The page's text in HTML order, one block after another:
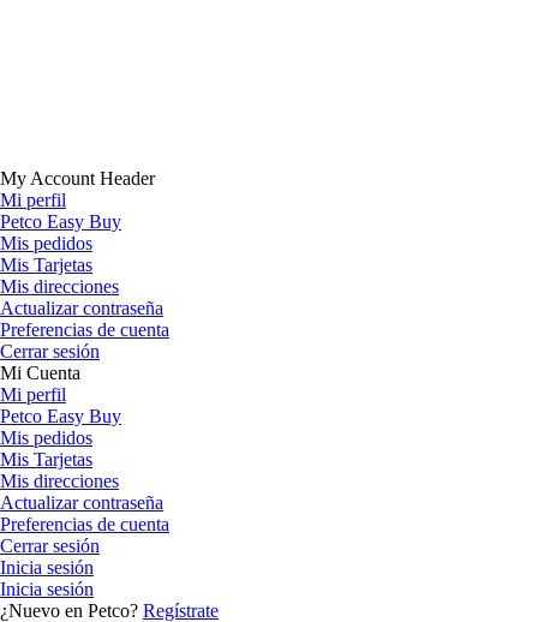
My Account Header
Mi perfil
Petco Easy Buy
Mis pedidos
Mis Tarjetas
Mis direcciones
Actualizar contraseña
Preferencias de cuenta
Cerrar sesión
Mi Cuenta
Mi perfil
Petco Easy Buy
Mis pedidos
Mis Tarjetas
Mis direcciones
Actualizar contraseña
Preferencias de cuenta
Cerrar sesión
Inicia sesión
Inicia sesión
¿Nuevo en Petco? Regístrate